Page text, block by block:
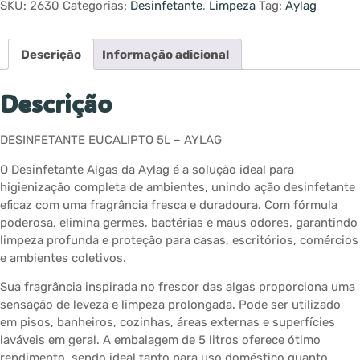
SKU: 2630 Categorias: Desinfetante, Limpeza Tag: Aylag
Descrição Informação adicional
Descrição
DESINFETANTE EUCALIPTO 5L – AYLAG
O Desinfetante Algas da Aylag é a solução ideal para
higienização completa de ambientes, unindo ação desinfetante
eficaz com uma fragrância fresca e duradoura. Com fórmula
poderosa, elimina germes, bactérias e maus odores, garantindo
limpeza profunda e proteção para casas, escritórios, comércios
e ambientes coletivos.
Sua fragrância inspirada no frescor das algas proporciona uma
sensação de leveza e limpeza prolongada. Pode ser utilizado
em pisos, banheiros, cozinhas, áreas externas e superfícies
laváveis em geral. A embalagem de 5 litros oferece ótimo